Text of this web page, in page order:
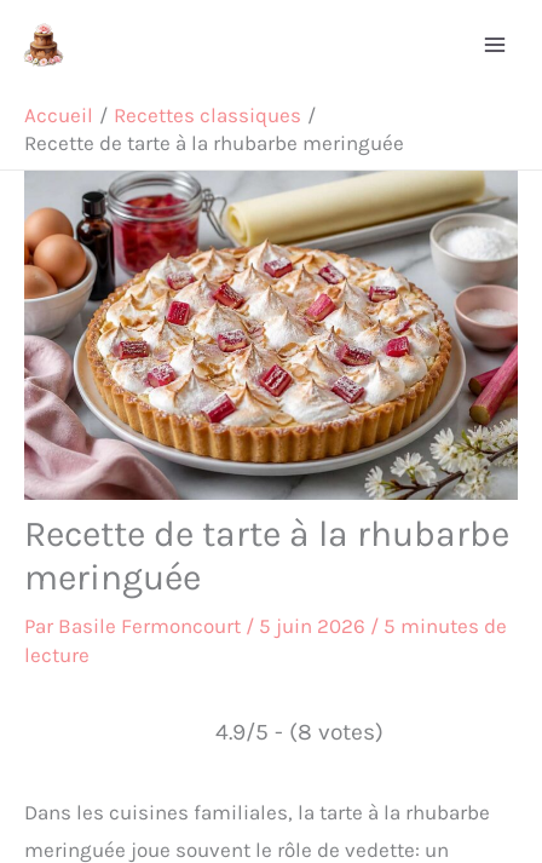
Accueil
Recettes classiques
Recette de tarte à la rhubarbe meringuée
Recette de tarte à la rhubarbe
meringuée
Par Basile Fermoncourt / 5 juin 2026 / 5 minutes de
lecture
4.9/5 - (8 votes)
Dans les cuisines familiales, la tarte à la rhubarbe
meringuée joue souvent le rôle de vedette: un
Rechercher